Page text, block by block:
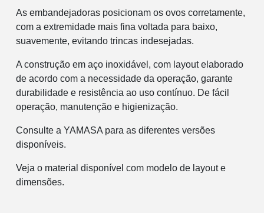
As embandejadoras posicionam os ovos corretamente,
com a extremidade mais fina voltada para baixo,
suavemente, evitando trincas indesejadas.
A construção em aço inoxidável, com layout elaborado
de acordo com a necessidade da operação, garante
durabilidade e resistência ao uso contínuo. De fácil
operação, manutenção e higienização.
Consulte a YAMASA para as diferentes versões
disponíveis.
Veja o material disponível com modelo de layout e
dimensões.